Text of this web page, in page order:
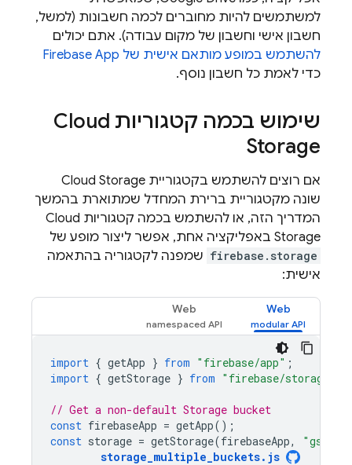
למשתמשים להיות מחוברים לכמה חשבונות (למשל,
חשבון אישי וחשבון של מקום עבודה). אתם יכולים
להשתמש במופע מותאם אישית של Firebase App
כדי לאמת כל חשבון נוסף.
שימוש בכמה קטגוריות Cloud
Storage
אם רוצים להשתמש בקטגוריית Cloud Storage
שונה מקטגוריית ברירת המחדל שמתוארת בהמשך
המדריך הזה, או להשתמש בכמה קטגוריות Cloud
Storage באפליקציה אחת, אפשר ליצור מופע של
firebase.storage שמפנה לקטגוריה בהתאמה
אישית:
Web
Web
import { getApp } from "firebase/app" ;
import { getStorage } from "firebase/storage"
// Get a non-default Storage bucket
const firebaseApp = getApp();
const storage = getStorage(firebaseApp,
"gs://
storage_multiple_buckets. js